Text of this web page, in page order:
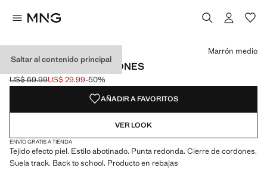
Saltar al contenido principal
BOTA MONTAÑA CORDONES
Precio inicial tachado [US$ 59.99 ]
US$ 59.99
Precio actual [US$ 29.99 ]
US$ 29.99-50%
Selecciona un color
Color Marrón medio seleccionado
Marrón medio
AÑADIR A FAVORITOS
VER LOOK
ENVÍO GRATIS A TIENDA
Tejido efecto piel. Estilo abotinado. Punta redonda. Cierre de cordones.
Suela track. Back to school. Producto en rebajas